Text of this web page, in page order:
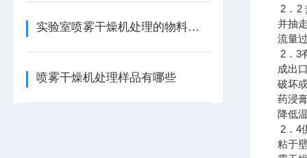
实验室喷雾干燥机处理的物料有哪些
喷雾干燥机处理样品有哪些
2．2
并抽
流量
2．3
成出
破坏
药浸
降低
2．4
粘于